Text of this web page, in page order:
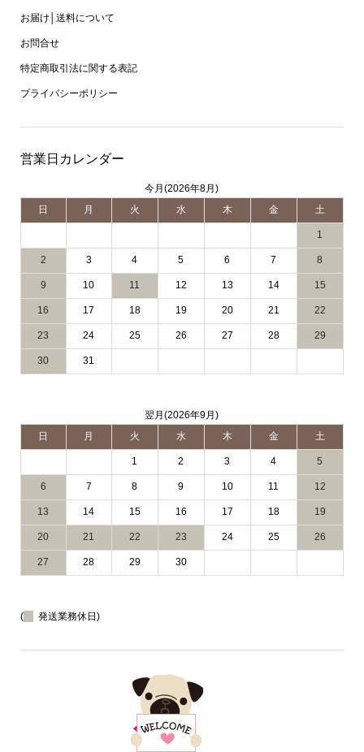
お届け│送料について
お問合せ
特定商取引法に関する表記
プライバシーポリシー
営業日カレンダー
今月(2026年8月)
日
月 火 水 木 金 土
1
2 3 4 5 6 7 8
9 10 11 12 13 14 15
16 17 18 19 20 21 22
23 24 25 26 27 28 29
30 31
翌月(2026年9月)
日
月 火 水 木 金 土
1 2 3 4 5
6 7 8 9 10 11 12
13 14 15 16 17 18 19
20 21 22 23 24 25 26
27 28 29 30
( 発送業務休日)